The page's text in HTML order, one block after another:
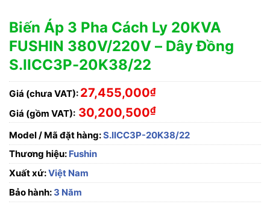
Biến Áp 3 Pha Cách Ly 20KVA
FUSHIN 380V/220V – Dây Đồng
S.IICC3P-20K38/22
Giá (chưa VAT): 27,455,000₫
Giá (gồm VAT): 30,200,500₫
Model / Mã đặt hàng:S.IICC3P-20K38/22
Thương hiệu: Fushin
Xuất xứ:Việt Nam
Bảo hành: 3 Năm